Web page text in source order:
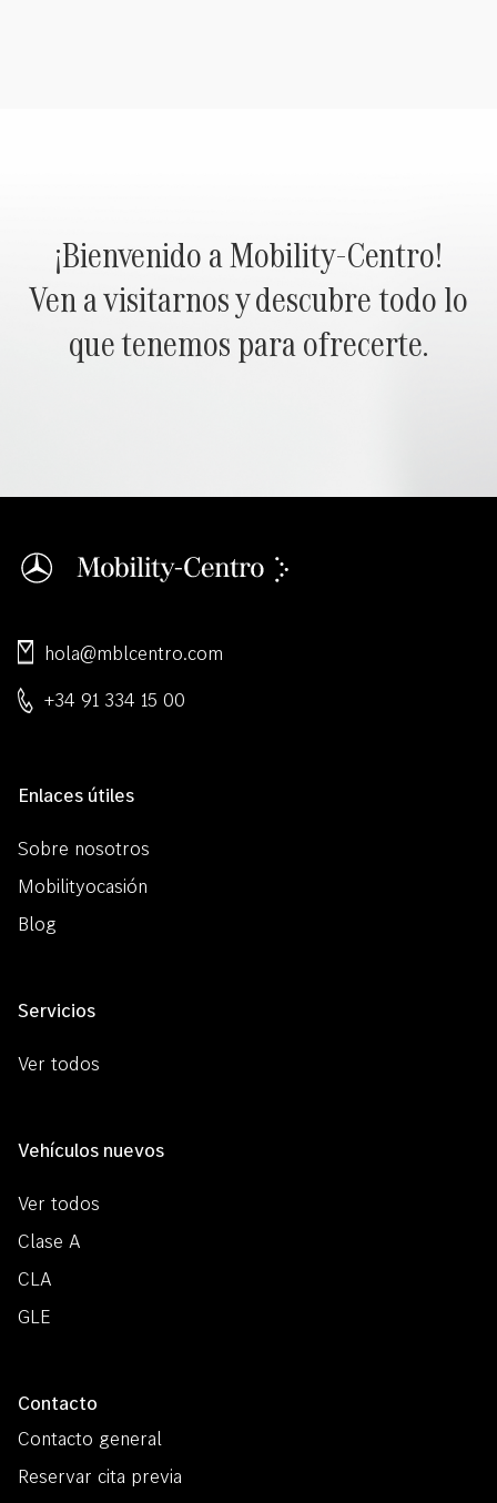
¡Bienvenido a Mobility-Centro!
Ven a visitarnos y descubre todo lo
que tenemos para ofrecerte.
hola@mblcentro.com
+34 91 334 15 00
Enlaces útiles
Sobre nosotros
Mobilityocasión
Blog
Servicios
Ver todos
Vehículos nuevos
Ver todos
Clase A
CLA
GLE
Contacto
Contacto general
Reservar cita previa